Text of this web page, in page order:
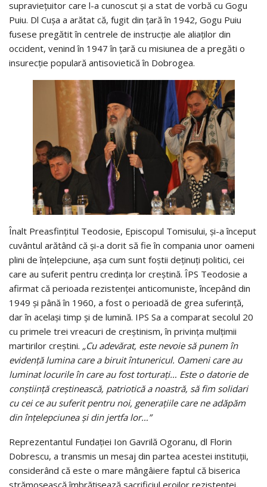
supravieţuitor care l-a cunoscut şi a stat de vorbă cu Gogu
Puiu. Dl Cuşa a arătat că, fugit din ţară în 1942, Gogu Puiu
fusese pregătit în centrele de instrucţie ale aliaţilor din
occident, venind în 1947 în ţară cu misiunea de a pregăti o
insurecţie populară antisovietică în Dobrogea.
Înalt Preasfinţitul Teodosie, Episcopul Tomisului, şi-a început
cuvântul arătând că şi-a dorit să fie în compania unor oameni
plini de înţelepciune, aşa cum sunt foştii deţinuţi politici, cei
care au suferit pentru credinţa lor creştină. ÎPS Teodosie a
afirmat că perioada rezistenţei anticomuniste, începând din
1949 şi până în 1960, a fost o perioadă de grea suferinţă,
dar în acelaşi timp şi de lumină. IPS Sa a comparat secolul 20
cu primele trei vreacuri de creştinism, în privinţa mulţimii
martirilor creştini. „Cu adevărat, este nevoie să punem în
evidenţă lumina care a biruit întunericul. Oameni care au
luminat locurile în care au fost torturaţi… Este o datorie de
conştiinţă creştinească, patriotică a noastră, să fim solidari
cu cei ce au suferit pentru noi, generaţiile care ne adăpăm
din înţelepciunea şi din jertfa lor…”
Reprezentantul Fundaţiei Ion Gavrilă Ogoranu, dl Florin
Dobrescu, a transmis un mesaj din partea acestei instituţii,
considerând că este o mare mângâiere faptul că biserica
strămoşească îmbrăţişează sacrificiul eroilor rezistenţei,